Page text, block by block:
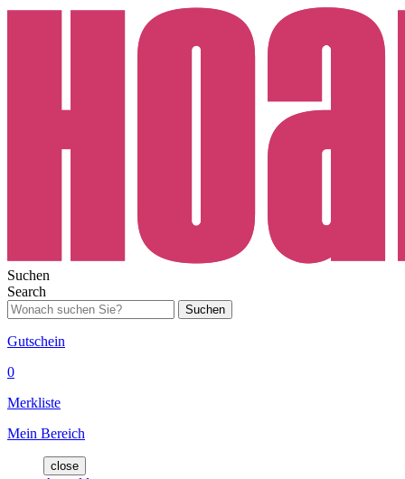
Suchen
Search
Suchen
Gutschein
0
Merkliste
Mein Bereich
close